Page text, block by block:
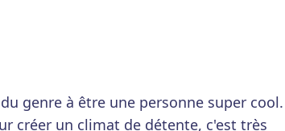
genre à être une personne super cool.
créer un climat de détente, c'est très